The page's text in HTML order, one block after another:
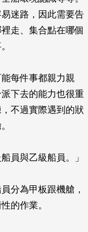
迷路，因此需要告
走、集合點在哪個
每件事都親力親
下去的能力也很重
不過實際遇到的狀
員與乙級船員。」
分為甲板跟機艙，
的作業。